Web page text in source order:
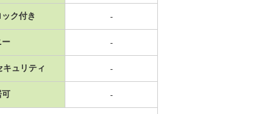
ク付き -
ー -
キュリティ -
可 -